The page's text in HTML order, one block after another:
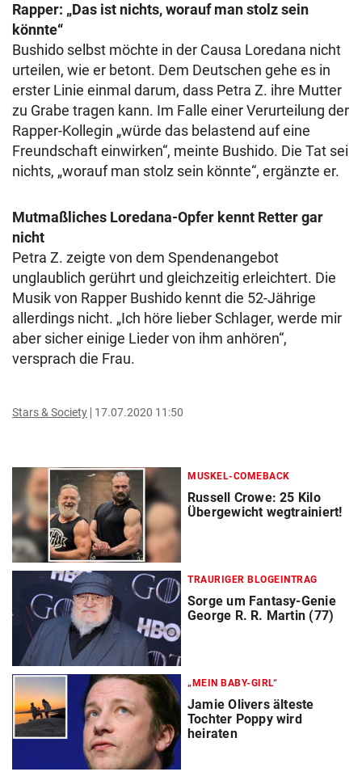
Rapper: „Das ist nichts, worauf man stolz sein
könnte“
Bushido selbst möchte in der Causa Loredana nicht
urteilen, wie er betont. Dem Deutschen gehe es in
erster Linie einmal darum, dass Petra Z. ihre Mutter
zu Grabe tragen kann. Im Falle einer Verurteilung der
Rapper-Kollegin „würde das belastend auf eine
Freundschaft einwirken“, meinte Bushido. Die Tat sei
nichts, „worauf man stolz sein könnte“, ergänzte er.
Mutmaßliches Loredana-Opfer kennt Retter gar
nicht
Petra Z. zeigte von dem Spendenangebot
unglaublich gerührt und gleichzeitig erleichtert. Die
Musik von Rapper Bushido kennt die 52-Jährige
allerdings nicht. „Ich höre lieber Schlager, werde mir
aber sicher einige Lieder von ihm anhören“,
versprach die Frau.
Stars & Society 17.07.2020 11:50
MUSKEL-COMEBACK
Russell Crowe: 25 Kilo
Übergewicht wegtrainiert!
TRAURIGER BLOGEINTRAG
Sorge um Fantasy-Genie
George R. R. Martin (77)
„MEIN BABY-GIRL“
Jamie Olivers älteste
Tochter Poppy wird
heiraten